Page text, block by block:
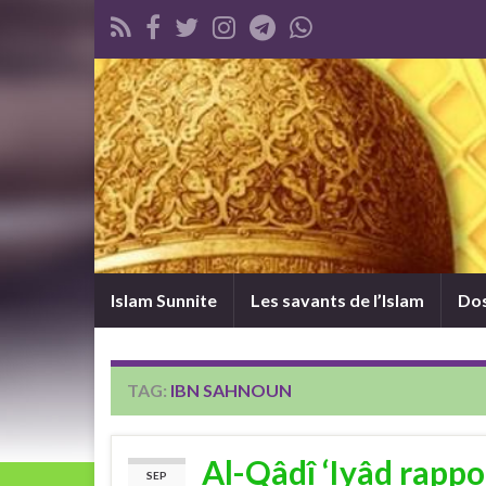
Islam Sunnite Les savants de l’Islam
TAG: IBN SAHNOUN
SEP Al-Qâdî ‘Iyâd